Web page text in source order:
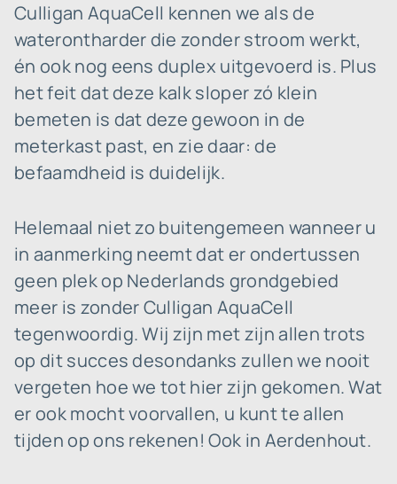
Culligan AquaCell kennen we als de
waterontharder die zonder stroom werkt,
én ook nog eens duplex uitgevoerd is. Plus
het feit dat deze kalk sloper zó klein
bemeten is dat deze gewoon in de
meterkast past, en zie daar: de
befaamdheid is duidelijk.
Helemaal niet zo buitengemeen wanneer u
in aanmerking neemt dat er ondertussen
geen plek op Nederlands grondgebied
meer is zonder Culligan AquaCell
tegenwoordig. Wij zijn met zijn allen trots
op dit succes desondanks zullen we nooit
vergeten hoe we tot hier zijn gekomen. Wat
er ook mocht voorvallen, u kunt te allen
tijden op ons rekenen! Ook in Aerdenhout.